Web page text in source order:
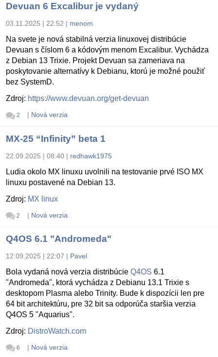
Devuan 6 Excalibur je vydaný
03.11.2025 | 22:52 | menom
Na svete je nová stabilná verzia linuxovej distribúcie
Devuan s číslom 6 a kódovým menom Excalibur. Vychádza
z Debian 13 Trixie. Projekt Devuan sa zameriava na
poskytovanie alternatívy k Debianu, ktorú je možné použiť
bez SystemD.
Zdroj: https://www.devuan.org/get-devuan
2 | Nová verzia
MX-25 “Infinity” beta 1
22.09.2025 | 08:40 | redhawk1975
Ludia okolo MX linuxu uvolnili na testovanie prvé ISO MX
linuxu postavené na Debian 13.
Zdroj: MX linux
2 | Nová verzia
Q4OS 6.1 "Andromeda"
12.09.2025 | 22:07 | Pavel
Bola vydaná nová verzia distribúcie Q4OS 6.1
"Andromeda", ktorá vychádza z Debianu 13.1 Trixie s
desktopom Plasma alebo Trinity. Bude k dispozícii len pre
64 bit architektúru, pre 32 bit sa odporúča staršia verzia
Q4OS 5 "Aquarius".
Zdroj: DistroWatch.com
6 | Nová verzia